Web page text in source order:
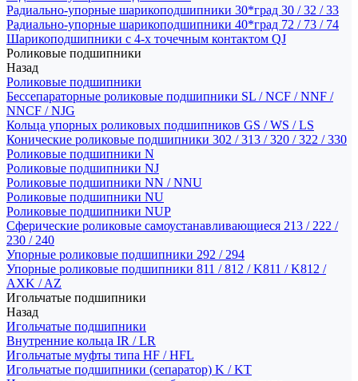
Радиально-упорные шарикоподшипники 30*град 30 / 32 / 33
Радиально-упорные шарикоподшипники 40*град 72 / 73 / 74
Шарикоподшипники с 4-х точечным контактом QJ
Роликовые подшипники
Назад
Роликовые подшипники
Бессепараторные роликовые подшипники SL / NCF / NNF /
NNCF / NJG
Кольца упорных роликовых подшипников GS / WS / LS
Конические роликовые подшипники 302 / 313 / 320 / 322 / 330
Роликовые подшипники N
Роликовые подшипники NJ
Роликовые подшипники NN / NNU
Роликовые подшипники NU
Роликовые подшипники NUP
Сферические роликовые самоустанавливающиеся 213 / 222 /
230 / 240
Упорные роликовые подшипники 292 / 294
Упорные роликовые подшипники 811 / 812 / K811 / K812 /
AXK / AZ
Игольчатые подшипники
Назад
Игольчатые подшипники
Внутренние кольца IR / LR
Игольчатые муфты типа HF / HFL
Игольчатые подшипники (сепаратор) K / KT